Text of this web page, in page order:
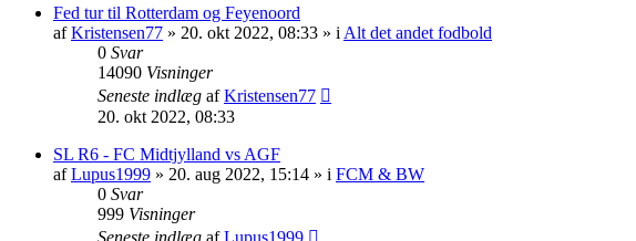
Fed tur til Rotterdam og Feyenoord
afKristensen77 » 20. okt 2022, 08:33 » i Alt det andet fodbold
0 Svar
14090 Visninger
Seneste indlæg afKristensen77
20. okt 2022, 08:33
SL R6 - FC Midtjylland vs AGF
afLupus1999 » 20. aug 2022, 15:14 » i FCM & BW
0 Svar
999 Visninger
Seneste indlæg afLupus1999